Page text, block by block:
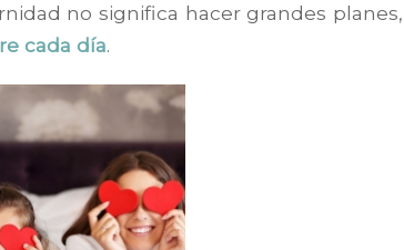
no significa hacer grandes planes,
cada día.